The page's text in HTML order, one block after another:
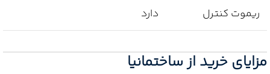
ریموت کنترل دارد
مزایای خرید از ساختمانیا